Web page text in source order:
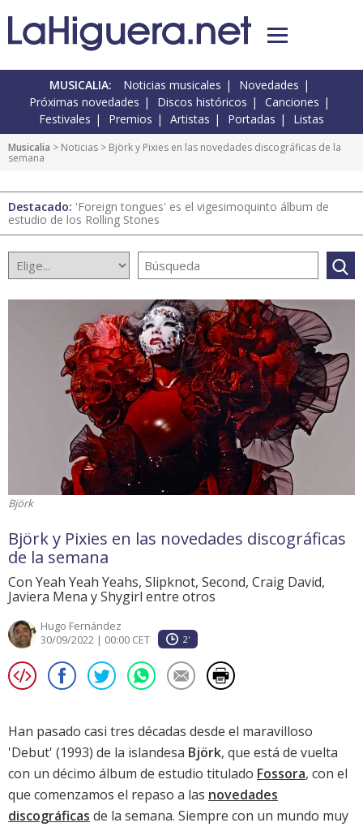
MUSICALIA: Noticias musicales
Novedades
Próximas novedades
Discos históricos
Canciones
Festivales
Premios Artistas Portadas Listas
Musicalia > Noticias > Björk y Pixies en las novedades discográficas de la
semana
Destacado: 'Foreign tongues' es el vigesimoquinto álbum de
estudio de los Rolling Stones
Björk
Björk y Pixies en las novedades discográficas
de la semana
Con Yeah Yeah Yeahs, Slipknot, Second, Craig David,
Javiera Mena y Shygirl entre otros
Hugo Fernández
30/09/2022 | 00:00 CET
2'
Han pasado casi tres décadas desde el maravilloso
'Debut' (1993) de la islandesa Björk, que está de vuelta
con un décimo álbum de estudio titulado Fossora, con el
que comenzamos el repaso a las novedades
discográficas de la semana. Siempre con un mundo muy